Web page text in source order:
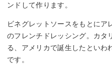
ンドして作ります。
ビネグレットソースをもとにア
のフレンチドレッシング。カタ
る、アメリカで誕生したといわ
です。